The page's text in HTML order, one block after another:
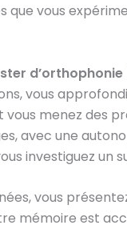
que vous
vous
vous menez des
avec une
investiguez un
vous
mémoire est